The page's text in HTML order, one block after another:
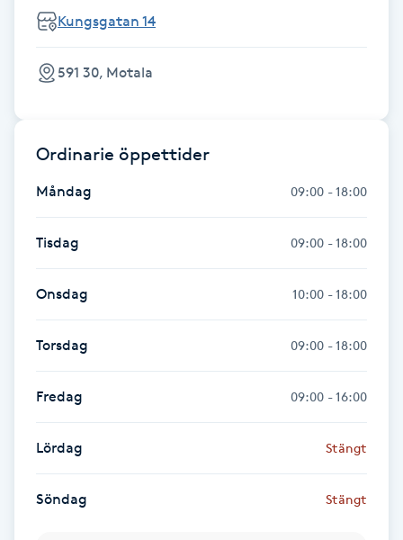
Hot Stone Massage
Hot yoga
Hudföryngring
Huduppstramning
Hårförlängning
Kungsgatan 14
591 30, Motala
Ordinarie öppettider
Måndag 09:00 - 18:00
Tisdag 09:00 - 18:00
Onsdag 10:00 - 18:00
Torsdag 09:00 - 18:00
Fredag 09:00 - 16:00
Lördag Stängt
Söndag Stängt